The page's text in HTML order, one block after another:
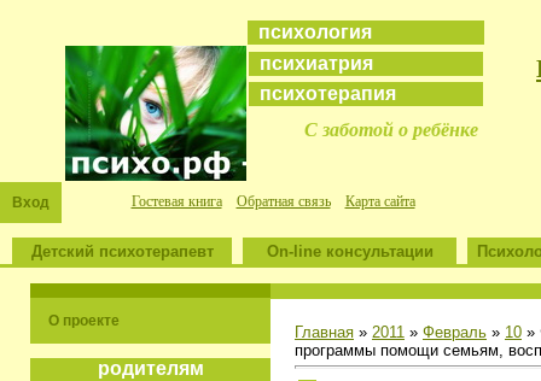
психология
психиатрия
психотерапия
С заботой о ребёнке
Вход Гостевая книга Обратная связь Карта сайта
Детский психотерапевт On-line консультации
О проекте
родителям
Главная » 2011 » Февраль » 10 »
программы помощи семьям,